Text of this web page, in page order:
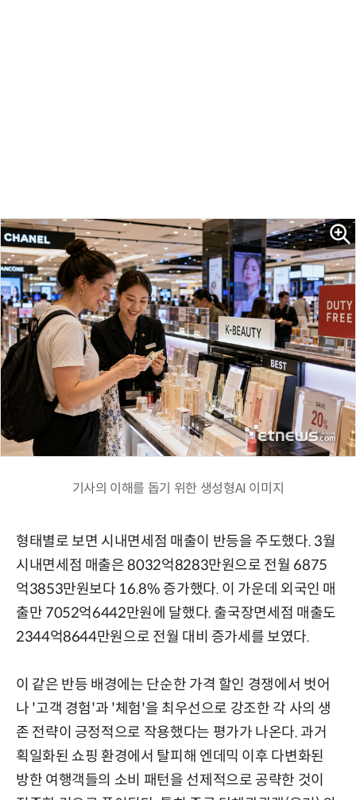
기사의 이해를 돕기 위한 생성형AI 이미지
형태별로 보면 시내면세점 매출이 반등을 주도했다. 3월
시내면세점 매출은 8032억8283만원으로 전월 6875
억3853만원보다 16.8% 증가했다. 이 가운데 외국인 매
출만 7052억6442만원에 달했다. 출국장면세점 매출도
2344억8644만원으로 전월 대비 증가세를 보였다.
이 같은 반등 배경에는 단순한 가격 할인 경쟁에서 벗어
나 '고객 경험'과 '체험'을 최우선으로 강조한 각 사의 생
존 전략이 긍정적으로 작용했다는 평가가 나온다. 과거
획일화된 쇼핑 환경에서 탈피해 엔데믹 이후 다변화된
방한 여행객들의 소비 패턴을 선제적으로 공략한 것이